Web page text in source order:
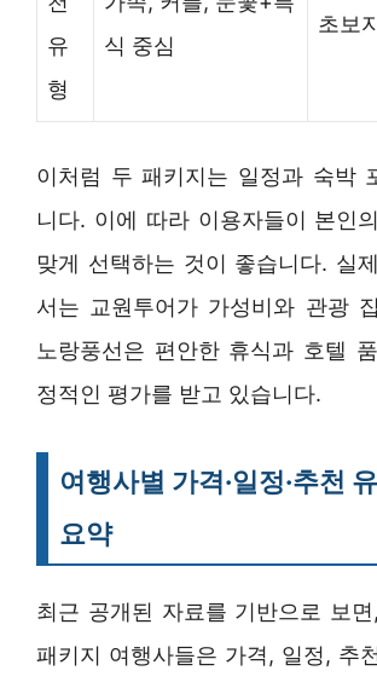
유
형
식 중심
초보
이처럼 두 패키지는 일정과 숙박
니다. 이에 따라 이용자들이 본인
맞게 선택하는 것이 좋습니다. 실
서는 교원투어가 가성비와 관광
노랑풍선은 편안한 휴식과 호텔
정적인 평가를 받고 있습니다.
여행사별 가격·일정·추천
요약
최근 공개된 자료를 기반으로 보
패키지 여행사들은 가격, 일정, 추